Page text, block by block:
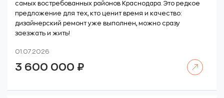
самых востребованных районов Краснодара. Это редкое
предложение для тех, кто ценит время и качество:
дизайнерский ремонт уже выполнен, можно сразу
заезжать и жить!
01.07.2026
3 600 000 ₽